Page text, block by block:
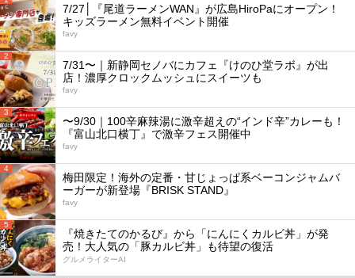
7/27│『尾道ラーメンWAN』が広島HiroPaにオープン！
キッズラーメン無料イベント開催
favy
2
7/31〜｜新静岡セノバにカフェ『けのひ堂ラボ』が出
店！濃厚クロックムッシュにスイーツも
favy
3
〜9/30｜100辛麻辣湯に激辛超えの“インド辛”カレーも！
『富山北口横丁』で激辛フェス開催中
favy
4
梅田限定！海外の定番・甘じょっぱ系ベーコンジャムバ
ーガーが新登場『BRISK STAND』
favy
5
『焼きたてのかるび』から「にんにくカルビ丼」が発
売！大人気の「豚カルビ丼」も待望の復活
グルメライターAI